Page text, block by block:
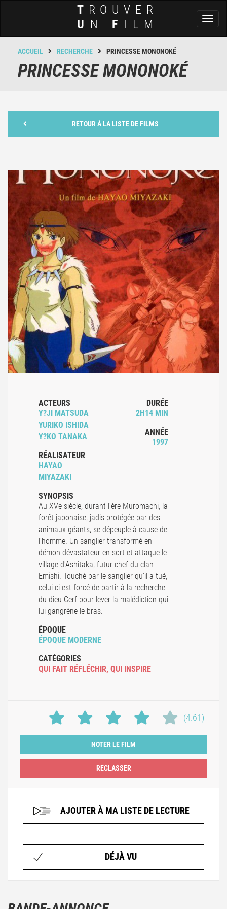
T ROUVER
U N F ILM
ACCUEIL RECHERCHE PRINCESSE MONONOKÉ
PRINCESSE MONONOKÉ
RETOUR À LA LISTE DE FILMS
ACTEURS
Y?JI MATSUDA
YURIKO ISHIDA
Y?KO TANAKA
RÉALISATEUR
HAYAO
MIYAZAKI
DURÉE
2H14 MIN
ANNÉE
1997
SYNOPSIS
Au XVe siècle, durant l'ère Muromachi, la
forêt japonaise, jadis protégée par des
animaux géants, se dépeuple à cause de
l'homme. Un sanglier transformé en
démon dévastateur en sort et attaque le
village d'Ashitaka, futur chef du clan
Emishi. Touché par le sanglier qu'il a tué,
celui-ci est forcé de partir à la recherche
du dieu Cerf pour lever la malédiction qui
lui gangrène le bras.
ÉPOQUE
ÉPOQUE MODERNE
CATÉGORIES
QUI FAIT RÉFLÉCHIR, QUI INSPIRE
(4.61)
NOTER LE FILM
AJOUTER À MA LISTE DE LECTURE
DÉJÀ VU